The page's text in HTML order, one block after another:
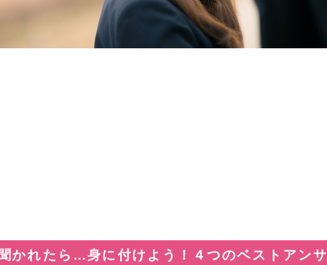
かれたら…身に付けよう！４つのベストアンサ